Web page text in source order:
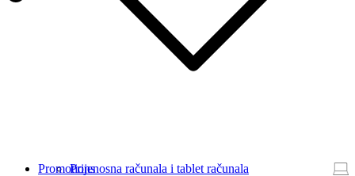
Prijenosna računala i tablet računala
Promotions